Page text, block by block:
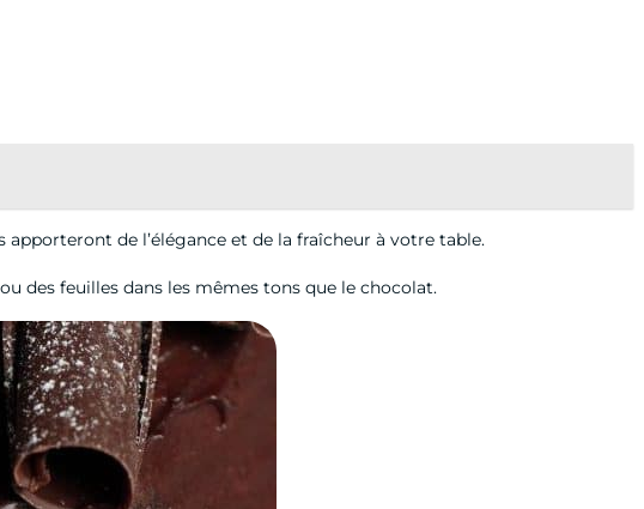
apporteront de l’élégance et de la fraîcheur à votre table.
des feuilles dans les mêmes tons que le chocolat.